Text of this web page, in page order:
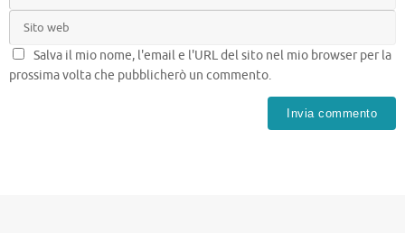
Salva il mio nome, l'email e l'URL del sito nel mio browser per la
prossima volta che pubblicherò un commento.